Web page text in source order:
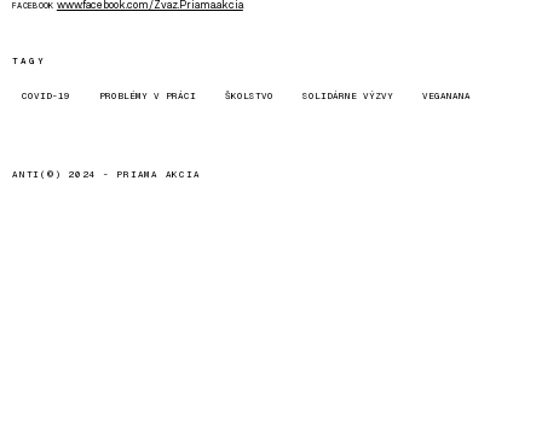
FACEBOOK www.facebook.com/Zvaz.Priama.akcia
TAGY
COVID-19 PROBLÉMY V PRÁCI ŠKOLSTVO SOLIDÁRNE VÝZVY VEGANANA
ANTI(©) 2024 - PRIAMA AKCIA